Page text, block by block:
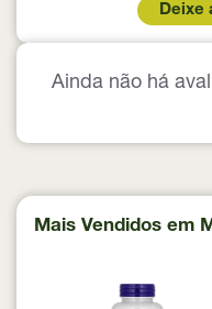
Deixe
Ainda não há
Mais Vendidos em